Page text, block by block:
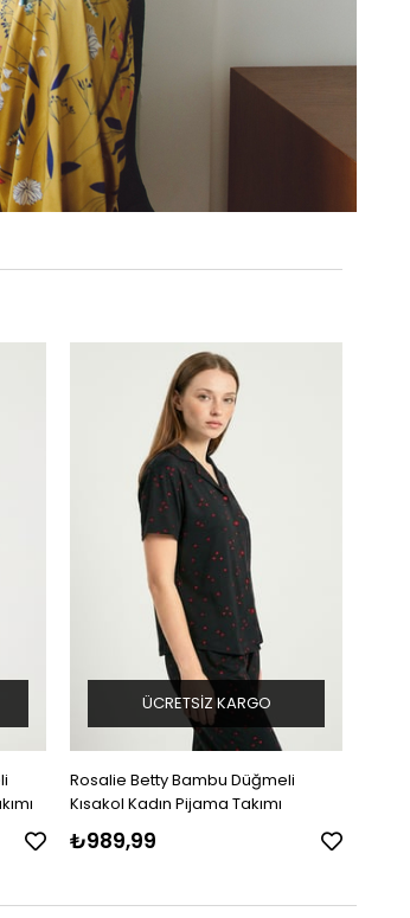
Rosalie Betty Bambu Düğmeli
Kısakol Kadın Pijama Takımı
₺989,99
ÜCRETSIZ KARGO